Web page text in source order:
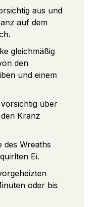
aus und
auf dem
gleichmäßig
den
und einem
über
Kranz
des Wreaths
Ei.
oder bis